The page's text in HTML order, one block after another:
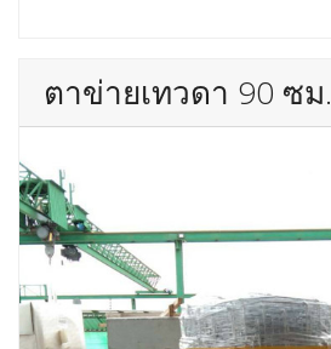
ตาข่ายเทวดา 90 ซม.